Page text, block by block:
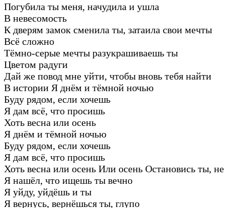
Погубила ты меня, начудила и ушла
В невесомость
К дверям замок сменила ты, затаила свои мечты
Всё сложно
Тёмно-серые мечты разукрашиваешь ты
Цветом радуги
Дай же повод мне уйти, чтобы вновь тебя найти
В истории Я днём и тёмной ночью
Буду рядом, если хочешь
Я дам всё, что просишь
Хоть весна или осень
Я днём и тёмной ночью
Буду рядом, если хочешь
Я дам всё, что просишь
Хоть весна или осень Или осень Остановись ты,
Я нашёл, что ищешь ты вечно
Я уйду, уйдёшь и ты
Я вернусь, вернёшься ты, глупо